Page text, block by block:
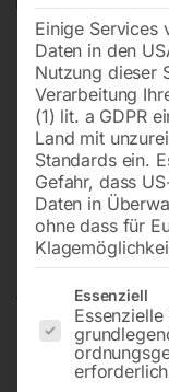
58-teilig, M12, 14
Einige Services
Daten in den
Nutzung dieser
Verarbeitung
(1) lit. a GDPR
Land mit
Standards ein.
Gefahr, dass
Daten in
ohne dass für
Es folgt eine
Essenziell